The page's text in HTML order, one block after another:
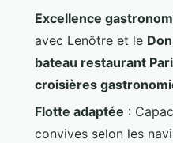
Excellence
avec Lenôtre et le
bateau restaurant
croisières
Flotte adaptée :
convives selon les